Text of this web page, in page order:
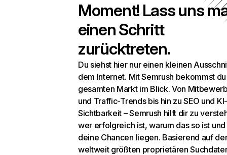
Moment! Lass uns
einen Schritt
zurücktreten.
Du siehst hier nur einen kleinen
dem Internet. Mit Semrush bekommst
gesamten Markt im Blick. Von
und Traffic-Trends bis hin zu SEO und KI-
Sichtbarkeit – Semrush hilft dir zu
wer erfolgreich ist, warum das so ist
deine Chancen liegen. Basierend auf
weltweit größten proprietären